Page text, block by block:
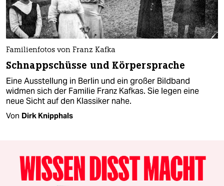
Familienfotos von Franz Kafka
Schnappschüsse und Körpersprache
Eine Ausstellung in Berlin und ein großer Bildband
widmen sich der Familie Franz Kafkas. Sie legen eine
neue Sicht auf den Klassiker nahe.
Von Dirk Knipphals